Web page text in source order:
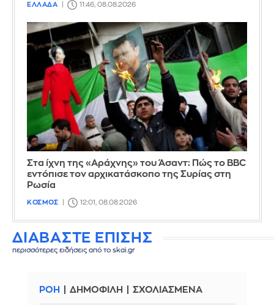
ΕΛΛΑΔΑ 11:46, 08.08.2026
Στα ίχνη της «Αράχνης» του Άσαντ: Πώς το BBC
εντόπισε τον αρχικατάσκοπο της Συρίας στη
Ρωσία
ΚΟΣΜΟΣ 12:01, 08.08.2026
ΔΙΑΒΑΣΤΕ ΕΠΙΣΗΣ
περισσότερες ειδήσεις από το skai.gr
ΡΟΗ ΔΗΜΟΦΙΛΗ ΣΧΟΛΙΑΣΜΕΝΑ